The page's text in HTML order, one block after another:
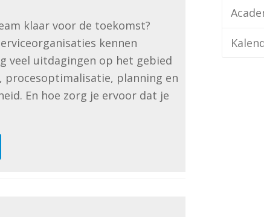
klaar voor de toekomst?
kennen
veel uitdagingen op het gebied
procesoptimalisatie, planning en
En hoe zorg je ervoor dat je